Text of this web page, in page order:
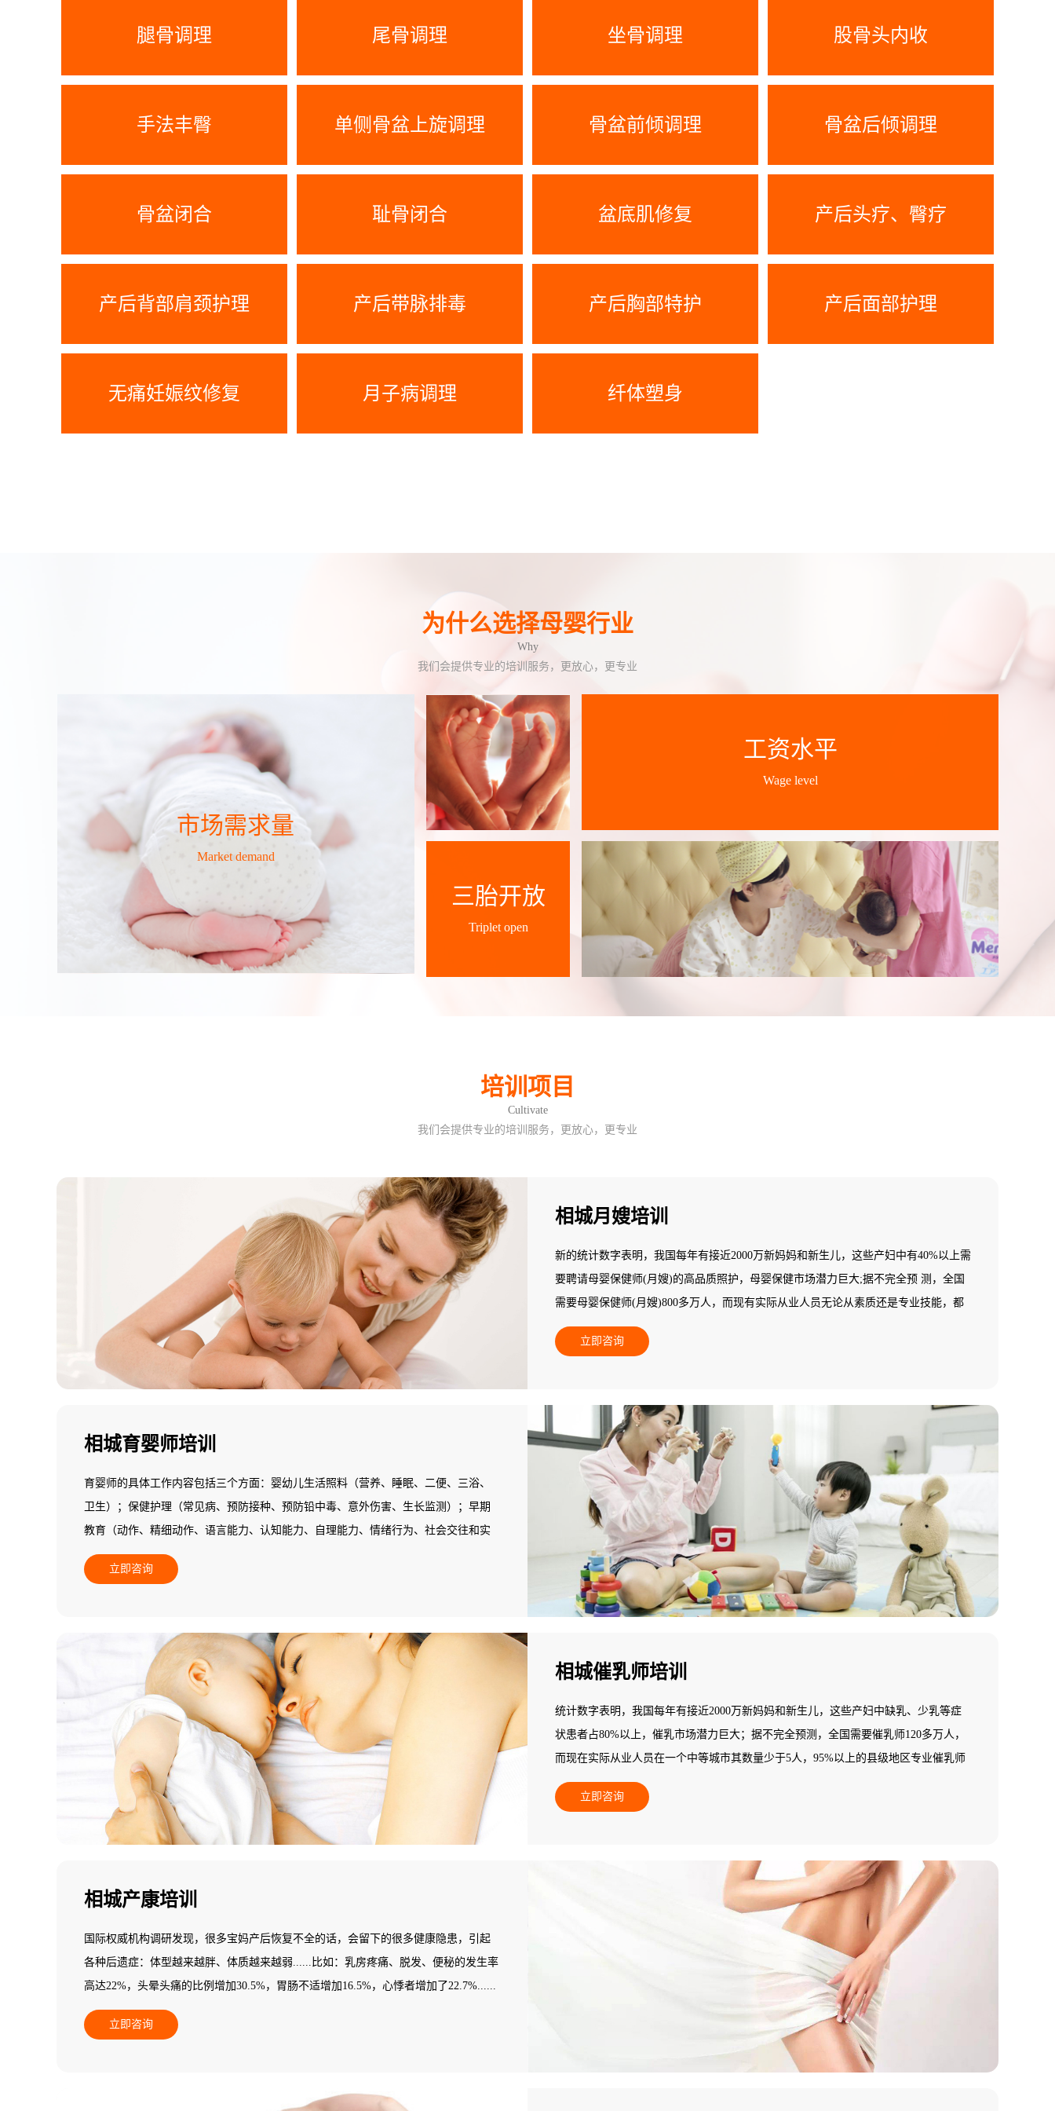
腿骨调理 尾骨调理 坐骨调理 股骨头内收
手法丰臀 单侧骨盆上旋调理 骨盆前倾调理 骨盆后倾调理
骨盆闭合 耻骨闭合 盆底肌修复 产后头疗、臀疗
产后背部肩颈护理 产后带脉排毒 产后胸部特护 产后面部护理
无痛妊娠纹修复 月子病调理 纤体塑身
为什么选择母婴行业
Why
我们会提供专业的培训服务，更放心，更专业
市场需求量
Market demand
工资水平
Wage level
三胎开放
Triplet open
培训项目
Cultivate
我们会提供专业的培训服务，更放心，更专业
相城月嫂培训
新的统计数字表明，我国每年有接近2000万新妈妈和新生儿，这些产妇中有40%以上需
要聘请母婴保健师(月嫂)的高品质照护，母婴保健市场潜力巨大;据不完全预 测，全国
需要母婴保健师(月嫂)800多万人，而现有实际从业人员无论从素质还是专业技能，都
不能满足新妈妈为追求心身保健而指导与服务的高端需求;在一个中等城市其数量少于5
人，95%以上的县级地区专业母婴保健师(月嫂)数量基本为零，全国母婴保健市场一片
立即咨询
相城育婴师培训
育婴师的具体工作内容包括三个方面：婴幼儿生活照料（营养、睡眠、二便、三浴、
卫生）；保健护理（常见病、预防接种、预防铅中毒、意外伤害、生长监测）；早期
教育（动作、精细动作、语言能力、认知能力、自理能力、情绪行为、社会交往和实
施个别化教学）。
立即咨询
相城催乳师培训
统计数字表明，我国每年有接近2000万新妈妈和新生儿，这些产妇中缺乳、少乳等症
状患者占80%以上，催乳市场潜力巨大；据不完全预测，全国需要催乳师120多万人，
而现在实际从业人员在一个中等城市其数量少于5人，95%以上的县级地区专业催乳师
数量基本为零，全国催乳市场一片空白，专业催乳师缺乏，市场需求十分巨大，行业
发展后劲无穷，是个朝阳产业！
立即咨询
相城产康培训
国际权威机构调研发现，很多宝妈产后恢复不全的话，会留下的很多健康隐患，引起
各种后遗症：体型越来越胖、体质越来越弱......比如：乳房疼痛、脱发、便秘的发生率
高达22%，头晕头痛的比例增加30.5%，胃肠不适增加16.5%，心悸者增加了22.7%......
更多的产后妈妈会发现自己阴道松弛、腰背痛、骨盆痛，甚至还漏尿...... 据统计，三
孩政策将使全国每年增加1800万产妇，其中有33.3%会选择产后恢复消费。每个产妇平
关专业知识，不知道如何做产后康复训练，所以，需要专业的产后康复师来协助。
立即咨询